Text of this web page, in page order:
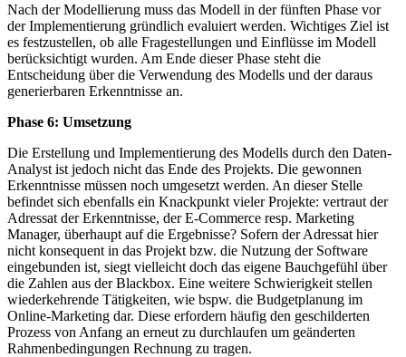
Nach der Modellierung muss das Modell in der fünften Phase vor
der Implementierung gründlich evaluiert werden. Wichtiges Ziel ist
es festzustellen, ob alle Fragestellungen und Einflüsse im Modell
berücksichtigt wurden. Am Ende dieser Phase steht die
Entscheidung über die Verwendung des Modells und der daraus
generierbaren Erkenntnisse an.
Phase 6: Umsetzung
Die Erstellung und Implementierung des Modells durch den Daten-
Analyst ist jedoch nicht das Ende des Projekts. Die gewonnen
Erkenntnisse müssen noch umgesetzt werden. An dieser Stelle
befindet sich ebenfalls ein Knackpunkt vieler Projekte: vertraut der
Adressat der Erkenntnisse, der E-Commerce resp. Marketing
Manager, überhaupt auf die Ergebnisse? Sofern der Adressat hier
nicht konsequent in das Projekt bzw. die Nutzung der Software
eingebunden ist, siegt vielleicht doch das eigene Bauchgefühl über
die Zahlen aus der Blackbox. Eine weitere Schwierigkeit stellen
wiederkehrende Tätigkeiten, wie bspw. die Budgetplanung im
Online-Marketing dar. Diese erfordern häufig den geschilderten
Prozess von Anfang an erneut zu durchlaufen um geänderten
Rahmenbedingungen Rechnung zu tragen.